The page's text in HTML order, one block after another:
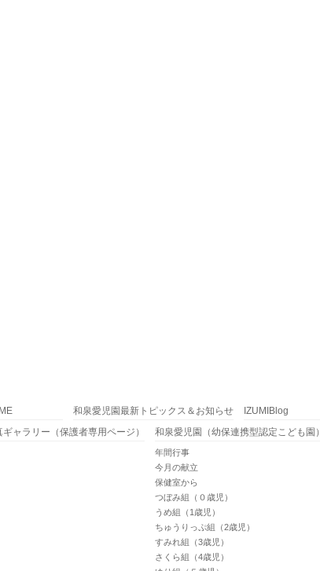
和泉愛児園最新トピックス＆お知らせ
IZUMIBlog
ギャラリー（保護者専用ページ）
和泉愛児園（幼保連携型認定こども園）
年間行事
今月の献立
保健室から
つぼみ組（０歳児）
うめ組（1歳児）
ちゅうりっぷ組（2歳児）
すみれ組（3歳児）
さくら組（4歳児）